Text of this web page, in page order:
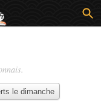
.
le dimanche